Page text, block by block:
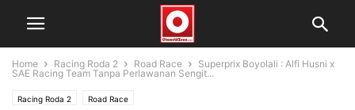
Home Racing Roda 2 Road Race
Superprix Boyolali : Alfi Husni x
SAE Racing Team Tanpa Perlawanan Sengit...
Racing Roda 2 Road Race